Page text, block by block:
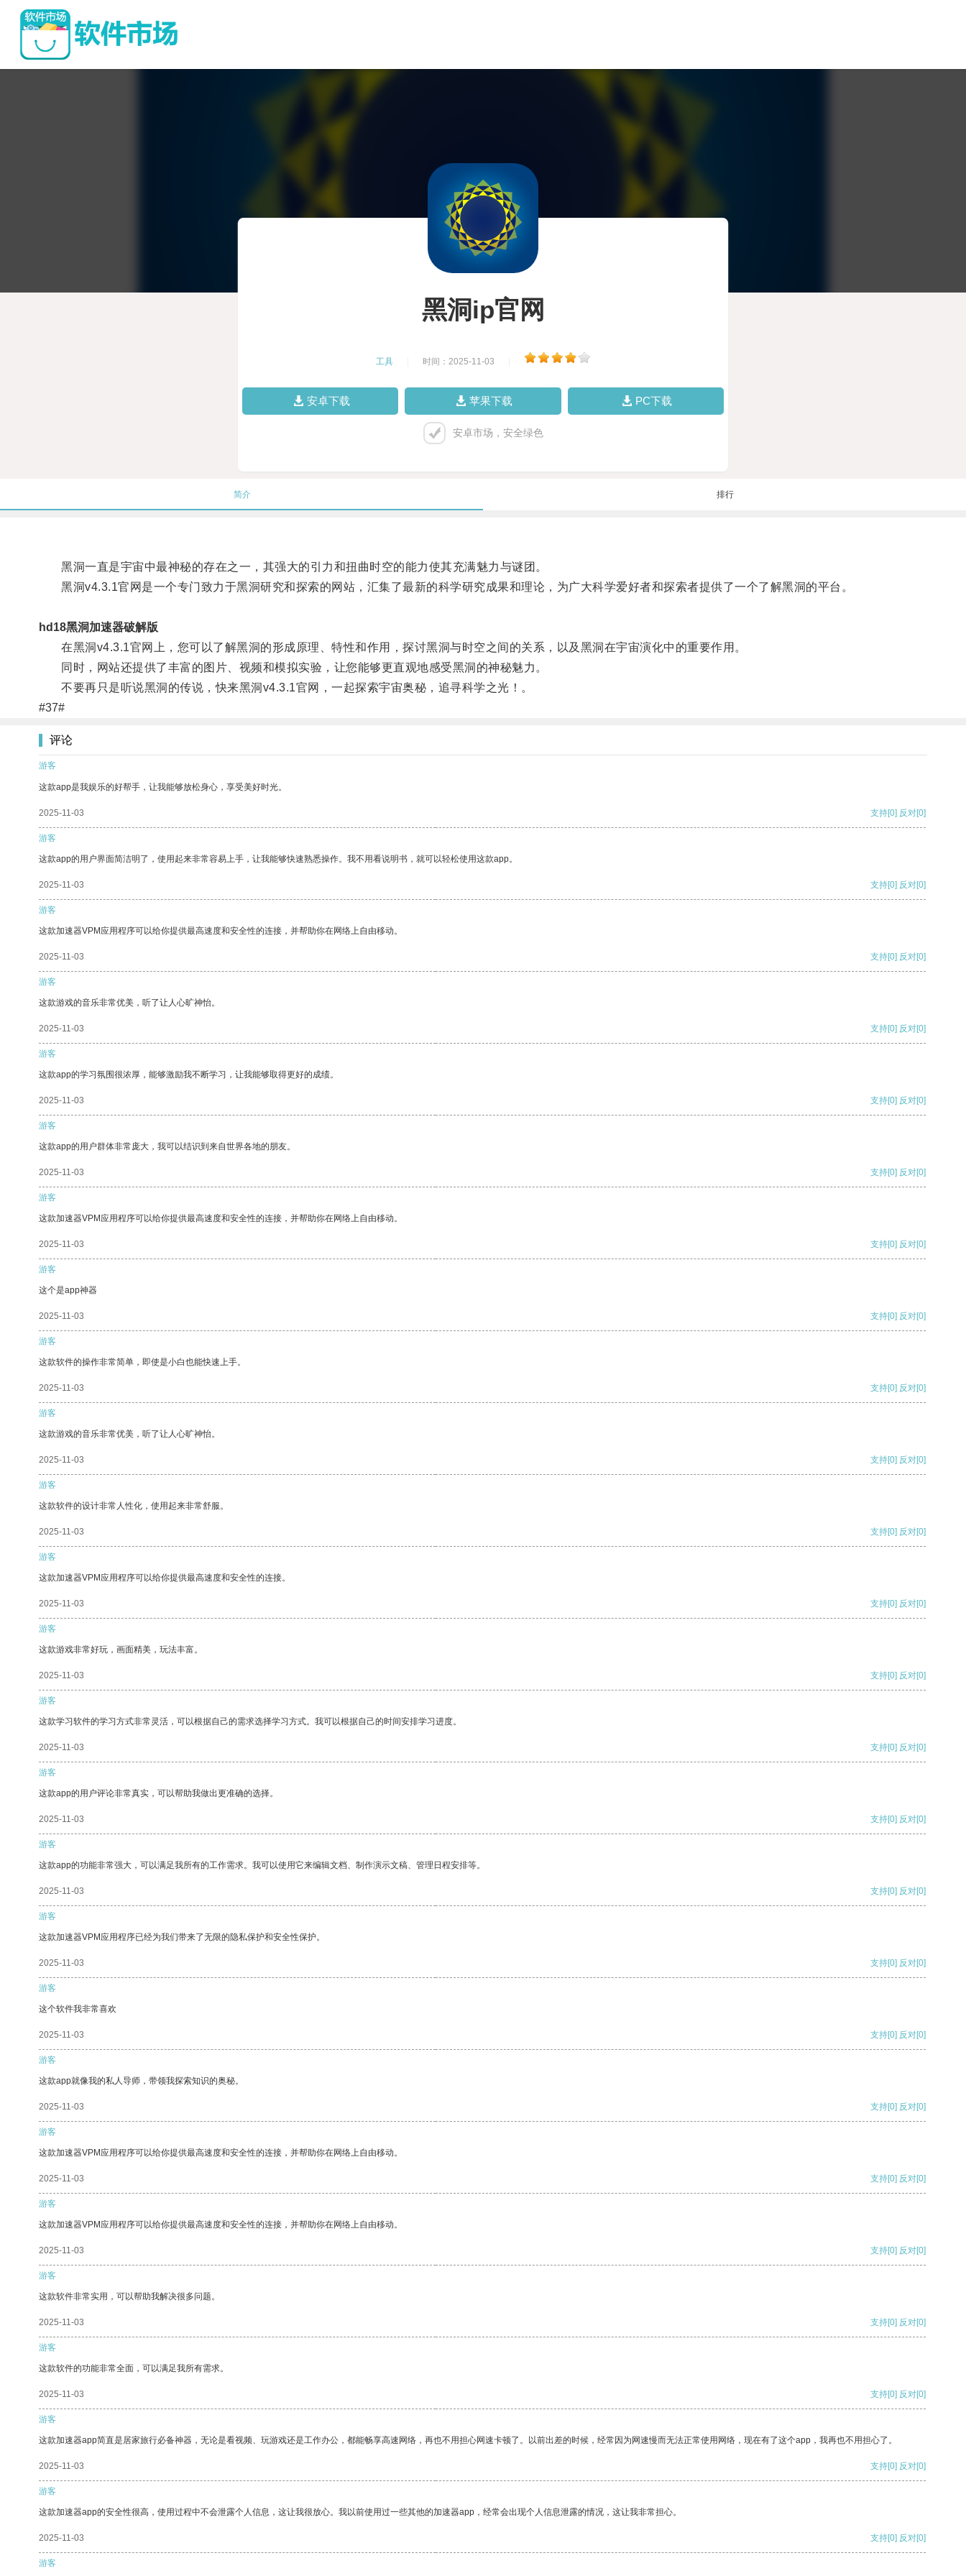
黑洞ip官网
工具 时间：2025-11-03
安卓下载 苹果下载 PC下载
安卓市场，安全绿色
简介 排行
黑洞一直是宇宙中最神秘的存在之一，其强大的引力和扭曲时空的能力使其充满魅力与谜团。
黑洞v4.3.1官网是一个专门致力于黑洞研究和探索的网站，汇集了最新的科学研究成果和理论，为广大科学爱好者和探索者提供了一个了解黑洞的平台。
hd18黑洞加速器破解版
在黑洞v4.3.1官网上，您可以了解黑洞的形成原理、特性和作用，探讨黑洞与时空之间的关系，以及黑洞在宇宙演化中的重要作用。
同时，网站还提供了丰富的图片、视频和模拟实验，让您能够更直观地感受黑洞的神秘魅力。
不要再只是听说黑洞的传说，快来黑洞v4.3.1官网，一起探索宇宙奥秘，追寻科学之光！。
#37#
评论
游客
这款app是我娱乐的好帮手，让我能够放松身心，享受美好时光。
2025-11-03 支持[0] 反对[0]
游客
这款app的用户界面简洁明了，使用起来非常容易上手，让我能够快速熟悉操作。我不用看说明书，就可以轻松使用这款app。
2025-11-03 支持[0] 反对[0]
游客
这款加速器VPM应用程序可以给你提供最高速度和安全性的连接，并帮助你在网络上自由移动。
2025-11-03 支持[0] 反对[0]
游客
这款游戏的音乐非常优美，听了让人心旷神怡。
2025-11-03 支持[0] 反对[0]
游客
这款app的学习氛围很浓厚，能够激励我不断学习，让我能够取得更好的成绩。
2025-11-03 支持[0] 反对[0]
游客
这款app的用户群体非常庞大，我可以结识到来自世界各地的朋友。
2025-11-03 支持[0] 反对[0]
游客
这款加速器VPM应用程序可以给你提供最高速度和安全性的连接，并帮助你在网络上自由移动。
2025-11-03 支持[0] 反对[0]
游客
这个是app神器
2025-11-03 支持[0] 反对[0]
游客
这款软件的操作非常简单，即使是小白也能快速上手。
2025-11-03 支持[0] 反对[0]
游客
这款游戏的音乐非常优美，听了让人心旷神怡。
2025-11-03 支持[0] 反对[0]
游客
这款软件的设计非常人性化，使用起来非常舒服。
2025-11-03 支持[0] 反对[0]
游客
这款加速器VPM应用程序可以给你提供最高速度和安全性的连接。
2025-11-03 支持[0] 反对[0]
游客
这款游戏非常好玩，画面精美，玩法丰富。
2025-11-03 支持[0] 反对[0]
游客
这款学习软件的学习方式非常灵活，可以根据自己的需求选择学习方式。我可以根据自己的时间安排学习进度。
2025-11-03 支持[0] 反对[0]
游客
这款app的用户评论非常真实，可以帮助我做出更准确的选择。
2025-11-03 支持[0] 反对[0]
游客
这款app的功能非常强大，可以满足我所有的工作需求。我可以使用它来编辑文档、制作演示文稿、管理日程安排等。
2025-11-03 支持[0] 反对[0]
游客
这款加速器VPM应用程序已经为我们带来了无限的隐私保护和安全性保护。
2025-11-03 支持[0] 反对[0]
游客
这个软件我非常喜欢
2025-11-03 支持[0] 反对[0]
游客
这款app就像我的私人导师，带领我探索知识的奥秘。
2025-11-03 支持[0] 反对[0]
游客
这款加速器VPM应用程序可以给你提供最高速度和安全性的连接，并帮助你在网络上自由移动。
2025-11-03 支持[0] 反对[0]
游客
这款加速器VPM应用程序可以给你提供最高速度和安全性的连接，并帮助你在网络上自由移动。
2025-11-03 支持[0] 反对[0]
游客
这款软件非常实用，可以帮助我解决很多问题。
2025-11-03 支持[0] 反对[0]
游客
这款软件的功能非常全面，可以满足我所有需求。
2025-11-03 支持[0] 反对[0]
游客
这款加速器app简直是居家旅行必备神器，无论是看视频、玩游戏还是工作办公，都能畅享高速网络，再也不用担心网速卡顿了。以前出差的时候，经常因为网速慢而无法正常使用网络，现在有了这个app，我再也不用担心了。
2025-11-03 支持[0] 反对[0]
游客
这款加速器app的安全性很高，使用过程中不会泄露个人信息，这让我很放心。我以前使用过一些其他的加速器app，经常会出现个人信息泄露的情况，这让我非常担心。
2025-11-03 支持[0] 反对[0]
游客